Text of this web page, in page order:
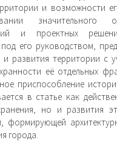
и возможности
значительного
и проектных
его ру­ководством,
и развития территории с
её отдельных
приспособле­ние
в статье как
но и развития
формирующей
города.